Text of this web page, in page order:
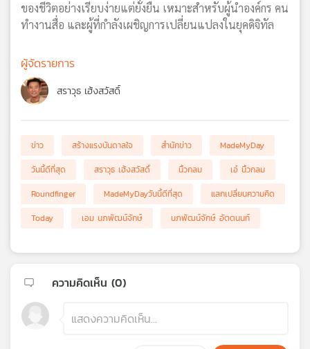
ของชีวิตอย่างเรียบง่ายแต่ยั่งยืน เหมาะสำหรับผู้นำองค์กร คน
ทำงานสื่อ และผู้ที่กำลังเผชิญการเปลี่ยนแปลงในยุคดิจิทัล
ผู้จัดรายการ
สราวุธ เฮ้งสวัสดิ์
ข่าว สร้างแรงบันดาลใจ สำนักข่าว
MadeMyDay
วันนี้ดีที่สุด
สราวุธ เฮ้งสวัสดิ์ นิ้วกลม
เอ๋ นิ้วกลม
Roundfinger
MadeMyDayวันนี้ดีที่สุด
แลกเปลี่ยนความคิด
Today
เอม นภพัฒน์จักษ์ นภพัฒน์จักษ์ อัตตนนท์
ความคิดเห็น (0)